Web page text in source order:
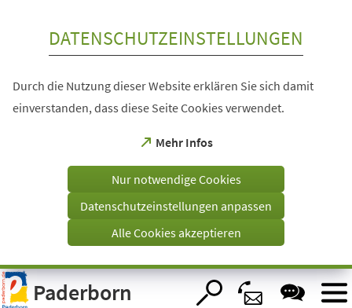
Visuelle
Assistenzsoftware
öffnen.
DATENSCHUTZEINSTELLUNGEN
Durch die Nutzung dieser Website erklären Sie sich damit
einverstanden, dass diese Seite Cookies verwendet.
Mehr Infos
(Öffnet
einem
Tab)
Nur notwendige Cookies
Datenschutzeinstellungen anpassen
Alle Cookies akzeptieren
Paderborn